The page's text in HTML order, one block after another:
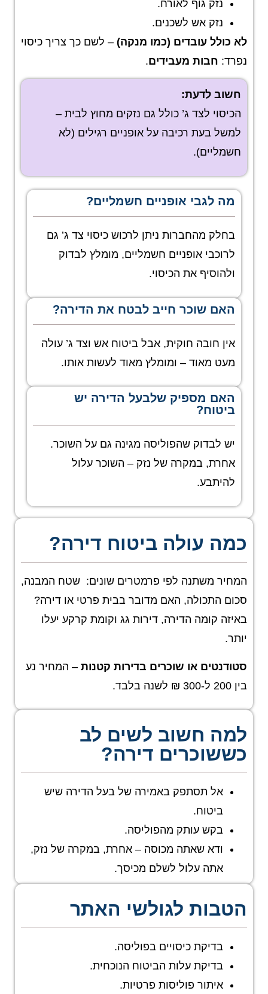
נזק גוף לאורח.
נזק אש לשכנים.
לא כולל עובדים (כמו מנקה) – לשם כך צריך כיסוי
נפרד: חבות מעבידים.
חשוב לדעת:
הכיסוי לצד ג’ כולל גם נזקים מחוץ לבית –
למשל בעת רכיבה על אופניים רגילים (לא
חשמליים).
מה לגבי אופניים חשמליים?
בחלק מהחברות ניתן לרכוש כיסוי צד ג’ גם
לרוכבי אופניים חשמליים, מומלץ לבדוק
ולהוסיף את הכיסוי.
האם שוכר חייב לבטח את הדירה?
אין חובה חוקית, אבל ביטוח אש וצד ג’ עולה
מעט מאוד – ומומלץ מאוד לעשות אותו.
האם מספיק שלבעל הדירה יש
ביטוח?
יש לבדוק שהפוליסה מגינה גם על השוכר.
אחרת, במקרה של נזק – השוכר עלול
להיתבע.
כמה עולה ביטוח דירה?
המחיר משתנה לפי פרמטרים שונים: שטח המבנה,
סכום התכולה, האם מדובר בבית פרטי או דירה?
באיזה קומה הדירה, דירות גג וקומת קרקע יעלו
יותר.
סטודנטים או שוכרים בדירות קטנות – המחיר נע
בין 200 ל-300 ₪ לשנה בלבד.
למה חשוב לשים לב
כששוכרים דירה?
אל תסתפק באמירה של בעל הדירה שיש
ביטוח.
בקש עותק מהפוליסה.
ודא שאתה מכוסה – אחרת, במקרה של נזק,
אתה עלול לשלם מכיסך.
הטבות לגולשי האתר
בדיקת כיסויים בפוליסה.
בדיקת עלות הביטוח הנוכחית.
איתור פוליסות פרטיות.